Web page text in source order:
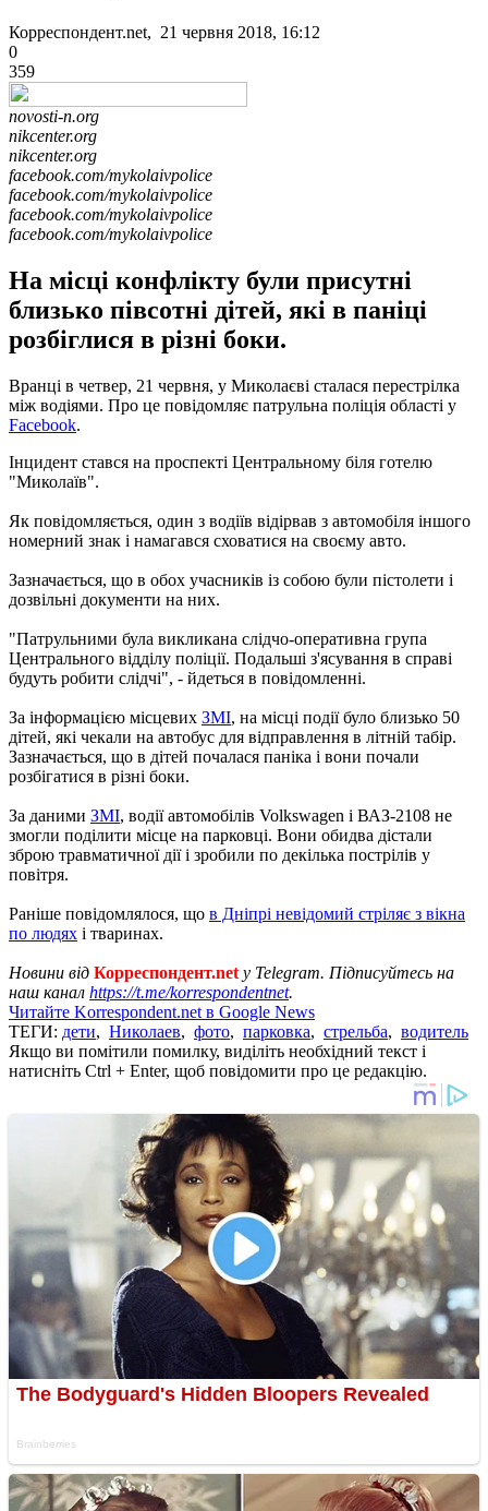
Корреспондент.net, 21 червня 2018, 16:12
0
359
novosti-n.org
nikcenter.org
nikcenter.org
facebook.com/mykolaivpolice
facebook.com/mykolaivpolice
facebook.com/mykolaivpolice
facebook.com/mykolaivpolice
На місці конфлікту були присутні
близько півсотні дітей, які в паніці
розбіглися в різні боки.
Вранці в четвер, 21 червня, у Миколаєві сталася перестрілка
між водіями. Про це повідомляє патрульна поліція області у
Facebook.
Інцидент стався на проспекті Центральному біля готелю
"Миколаїв".
Як повідомляється, один з водіїв відірвав з автомобіля іншого
номерний знак і намагався сховатися на своєму авто.
Зазначається, що в обох учасників із собою були пістолети і
дозвільні документи на них.
"Патрульними була викликана слідчо-оперативна група
Центрального відділу поліції. Подальші з'ясування в справі
будуть робити слідчі", - йдеться в повідомленні.
За інформацією місцевих ЗМІ, на місці події було близько 50
дітей, які чекали на автобус для відправлення в літній табір.
Зазначається, що в дітей почалася паніка і вони почали
розбігатися в різні боки.
За даними ЗМІ, водії автомобілів Volkswagen і ВАЗ-2108 не
змогли поділити місце на парковці. Вони обидва дістали
зброю травматичної дії і зробили по декілька пострілів у
повітря.
Раніше повідомлялося, що в Дніпрі невідомий стріляє з вікна
по людях і тваринах.
Новини від Корреспондент.net у Telegram. Підписуйтесь на
наш канал https://t.me/korrespondentnet.
Читайте Korrespondent.net в Google News
ТЕГИ: дети, Николаев, фото, парковка, стрельба, водитель
Якщо ви помітили помилку, виділіть необхідний текст і
натисніть Ctrl + Enter, щоб повідомити про це редакцію.